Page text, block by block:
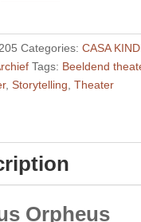
Categories: CASA
Tags: Beeldend
, Storytelling, Theater
Orpheus